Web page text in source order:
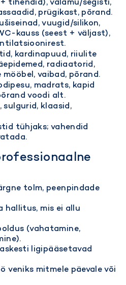
tihendid), valamu/segisti,
prügikast, põrand.
vuugid/silikon,
kauss (seest + väljast),
kardinapuud, riiulite
radiaatorid,
mööbel, vaibad, põrand.
madrats, kapid
voodi alt.
sulgurid, klaasid,
tühjaks; vahendid
tolm, peenpindade
hallitus, mis ei allu
(vahatamine,
ligipääsetavad
veniks mitmele päevale või